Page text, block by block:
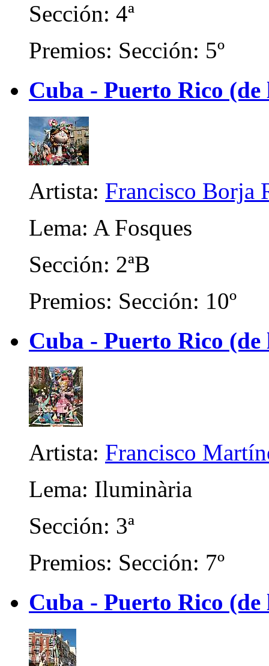
Sección: 4ª
Premios: Sección: 5º
Cuba - Puerto Rico
Artista: Francisco Borja
Lema: A Fosques
Sección: 2ªB
Premios: Sección: 10º
Cuba - Puerto Rico
Artista: Francisco
Lema: Iluminària
Sección: 3ª
Premios: Sección: 7º
Cuba - Puerto Rico